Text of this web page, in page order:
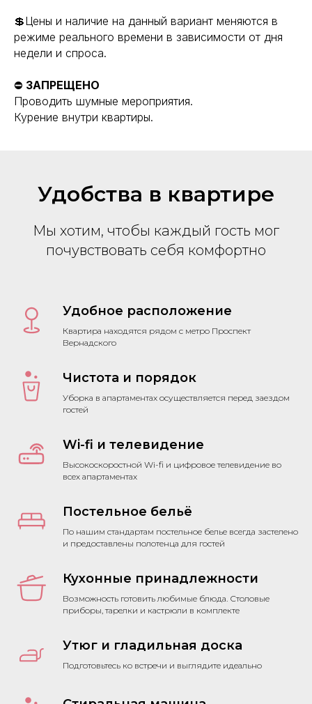
💲Цены и наличие на данный вариант меняются в
режиме реального времени в зависимости от дня
недели и спроса.
⛔ ЗАПРЕЩЕНО
Проводить шумные мероприятия.
Курение внутри квартиры.
Удобства в квартире
Мы хотим, чтобы каждый гость мог
почувствовать себя комфортно
Удобное расположение
Квартира находятся рядом с метро Проспект
Вернадского
Чистота и порядок
Уборка в апартаментах осуществляется перед заездом
гостей
Wi-fi и телевидение
Высокоскоростной Wi-fi и цифровое телевидение во
всех апартаментах
Постельное бельё
По нашим стандартам постельное белье всегда застелено
и предоставлены полотенца для гостей
Кухонные принадлежности
Возможность готовить любимые блюда. Столовые
приборы, тарелки и кастрюли в комплекте
Утюг и гладильная доска
Подготовьтесь ко встречи и выглядите идеально